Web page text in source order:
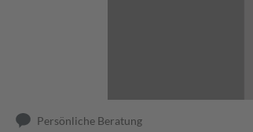
Persönliche Beratung